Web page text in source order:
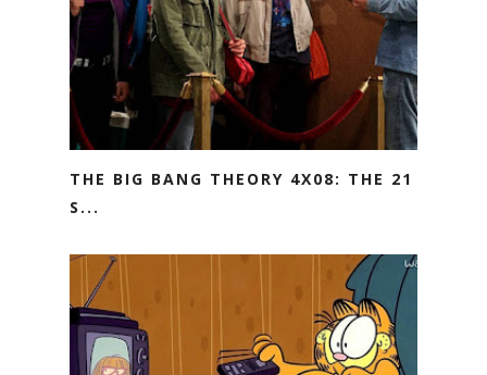
THE BIG BANG THEORY 4X08: THE 21
S...